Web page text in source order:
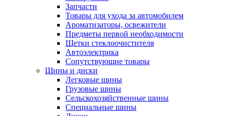
Запчасти
Товары для ухода за автомобилем
Ароматизаторы, освежители
Предметы первой необходимости
Щетки стеклоочистителя
Автоэлектрика
Сопутствующие товары
Шины и диски
Легковые шины
Грузовые шины
Сельскохозяйственные шины
Специальные шины